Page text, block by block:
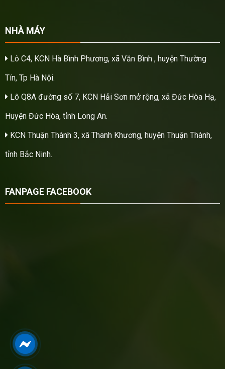
NHÀ MÁY
Lô C4, KCN Hà Bình Phương, xã Văn Bình , huyện Thường
Tín, Tp Hà Nội.
Lô Q8A đường số 7, KCN Hải Sơn mở rộng, xã Đức Hòa Hạ,
Huyện Đức Hòa, tỉnh Long An.
KCN Thuận Thành 3, xã Thanh Khương, huyện Thuận Thành,
tỉnh Bắc Ninh.
FANPAGE FACEBOOK